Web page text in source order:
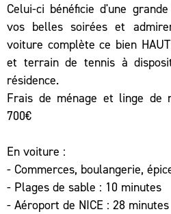
Celui-ci bénéficie d'une
vos belles soirées et
voiture complète ce bien
et terrain de tennis à
résidence.
Frais de ménage et linge de
700€
En voiture :
- Commerces, boulangerie,
- Plages de sable : 10 minutes
- Aéroport de NICE : 28 minutes